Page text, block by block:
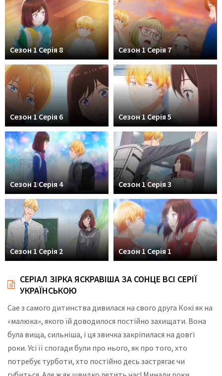
Сезон 1 Серія 8 Сезон 1 Серія 7
Сезон 1 Серія 6 Сезон 1 Серія 5
Сезон 1 Серія 4 Сезон 1 Серія 3
Сезон 1 Серія 2 Сезон 1 Серія 1
СЕРІАЛ ЗІРКА ЯСКРАВІША ЗА СОНЦЕ ВСІ СЕРІЇ
УКРАЇНСЬКОЮ
Сае з самого дитинства дивилася на свого друга Кокі як на
«малюка», якого їй доводилося постійно захищати. Вона
була вища, сильніша, і ця звичка закріпилася на довгі
роки. Усі її спогади були про нього, як про того, хто
потребує турботи, хто постійно десь застрягає чи